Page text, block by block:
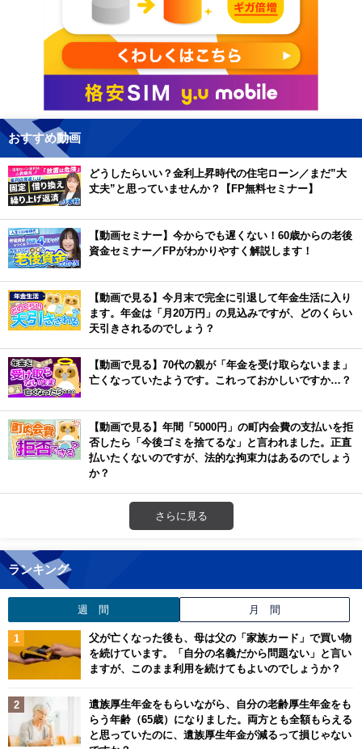
おすすめ動画
どうしたらいい？金利上昇時代の住宅ローン／まだ”大
丈夫”と思っていませんか？【FP無料セミナー】
【動画セミナー】今からでも遅くない！60歳からの老後
資金セミナー／FPがわかりやすく解説します！
【動画で見る】今月末で完全に引退して年金生活に入り
ます。年金は「月20万円」の見込みですが、どのくらい
天引きされるのでしょう？
【動画で見る】70代の親が「年金を受け取らないまま」
亡くなっていたようです。これっておかしいですか…？
【動画で見る】年間「5000円」の町内会費の支払いを拒
否したら「今後ゴミを捨てるな」と言われました。正直
払いたくないのですが、法的な拘束力はあるのでしょう
か？
さらに見る
ランキング
週 間 月 間
父が亡くなった後も、母は父の「家族カード」で買い物
を続けています。「自分の名義だから問題ない」と言い
ますが、このまま利用を続けてもよいのでしょうか？
遺族厚生年金をもらいながら、自分の老齢厚生年金をも
らう年齢（65歳）になりました。両方とも全額もらえる
と思っていたのに、遺族厚生年金が減るって損じゃない